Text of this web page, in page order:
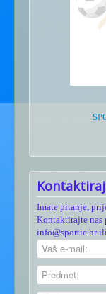
Imate pitanje,
Kontaktirajte nas
info@sportic.hr